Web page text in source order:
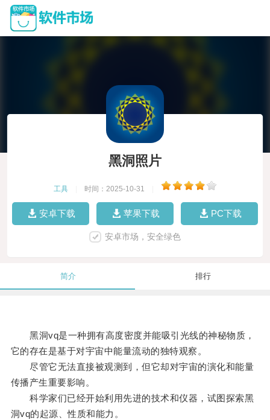
黑洞照片
工具 时间：2025-10-31
安卓下载 苹果下载 PC下载
安卓市场，安全绿色
简介 排行
黑洞vq是一种拥有高度密度并能吸引光线的神秘物质，
它的存在是基于对宇宙中能量流动的独特观察。
尽管它无法直接被观测到，但它却对宇宙的演化和能量
传播产生重要影响。
科学家们已经开始利用先进的技术和仪器，试图探索黑
洞vq的起源、性质和能力。